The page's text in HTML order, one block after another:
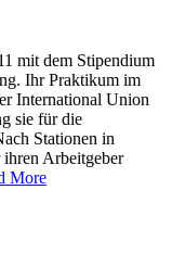
mit dem Stipendium
Ihr Praktikum im
International Union
sie für die
Stationen in
Arbeitgeber
More